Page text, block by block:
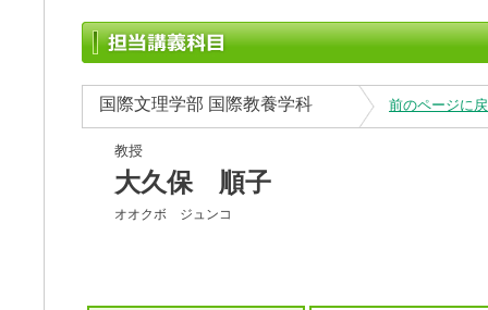
国際文理学部 国際教養学科 前のページに
教授
大久保 順子
オオクボ ジュンコ